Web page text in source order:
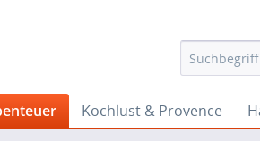
Kochlust & Provence